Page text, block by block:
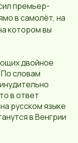
премьер-
в самолёт, на
котором вы
двойное
словам
в ответ
русском языке
в Венгрии